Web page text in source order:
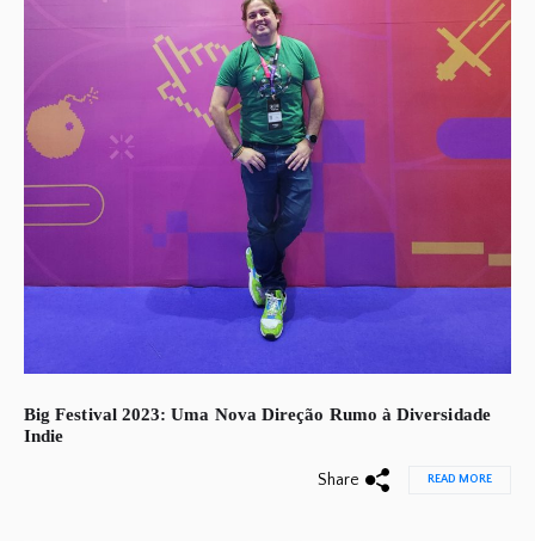
Big Festival 2023: Uma Nova Direção Rumo à Diversidade
Indie
Share READ MORE